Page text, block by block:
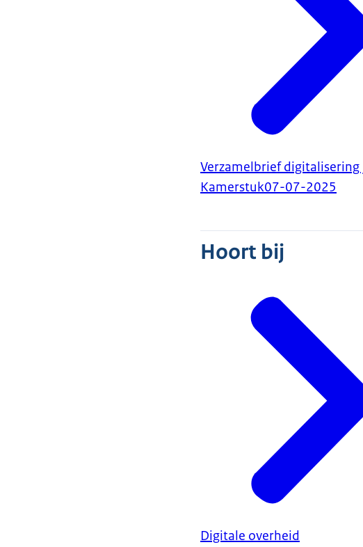
Verzamelbrief
Kamerstuk07-07-2025
Hoort bij
Digitale overheid